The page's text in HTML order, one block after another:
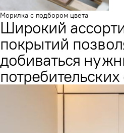
Морилка с подбором цвета
Широкий
покрытий
добиваться
потребительских